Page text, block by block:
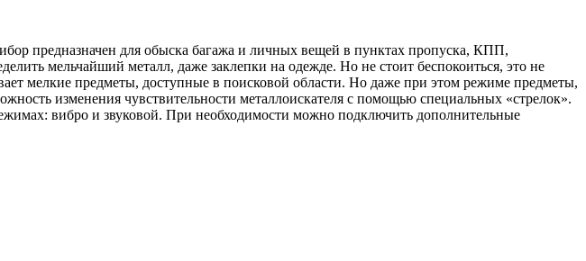
предназначен для обыска багажа и личных вещей в пунктах пропуска, КПП,
мельчайший металл, даже заклепки на одежде. Но не стоит беспокоиться, это не
мелкие предметы, доступные в поисковой области. Но даже при этом режиме предметы,
изменения чувствительности металлоискателя с помощью специальных «стрелок».
вибро и звуковой. При необходимости можно подключить дополнительные